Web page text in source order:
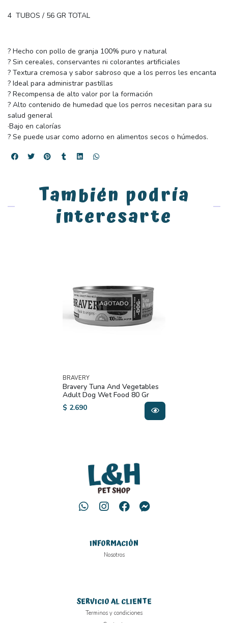
4 TUBOS / 56 GR TOTAL
? Hecho con pollo de granja 100% puro y natural
? Sin cereales, conservantes ni colorantes artificiales
? Textura cremosa y sabor sabroso que a los perros les encanta
? Ideal para administrar pastillas
? Recompensa de alto valor por la formación
? Alto contenido de humedad que los perros necesitan para su
salud general
·Bajo en calorías
? Se puede usar como adorno en alimentos secos o húmedos.
También podría
interesarte
AGOTADO
BRAVERY
Bravery Tuna And Vegetables
Adult Dog Wet Food 80 Gr
$ 2.690
INFORMACIÓN
Nosotros
SERVICIO AL CLIENTE
Terminos y condiciones